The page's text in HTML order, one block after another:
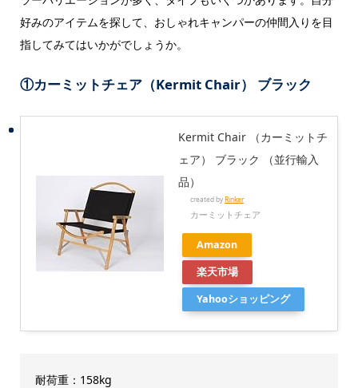
好みのアイテムを探して、おしゃれキャンパーの仲間入りを目
指してみてはいかがでしょうか。
①カーミットチェア（Kermit Chair） ブラック
Kermit Chair （カーミットチ
ェア） ブラック （並行輸入
品）
created byRinker
カーミットチェア
Amazon
楽天市場
Yahooショッピング
耐荷重：158kg